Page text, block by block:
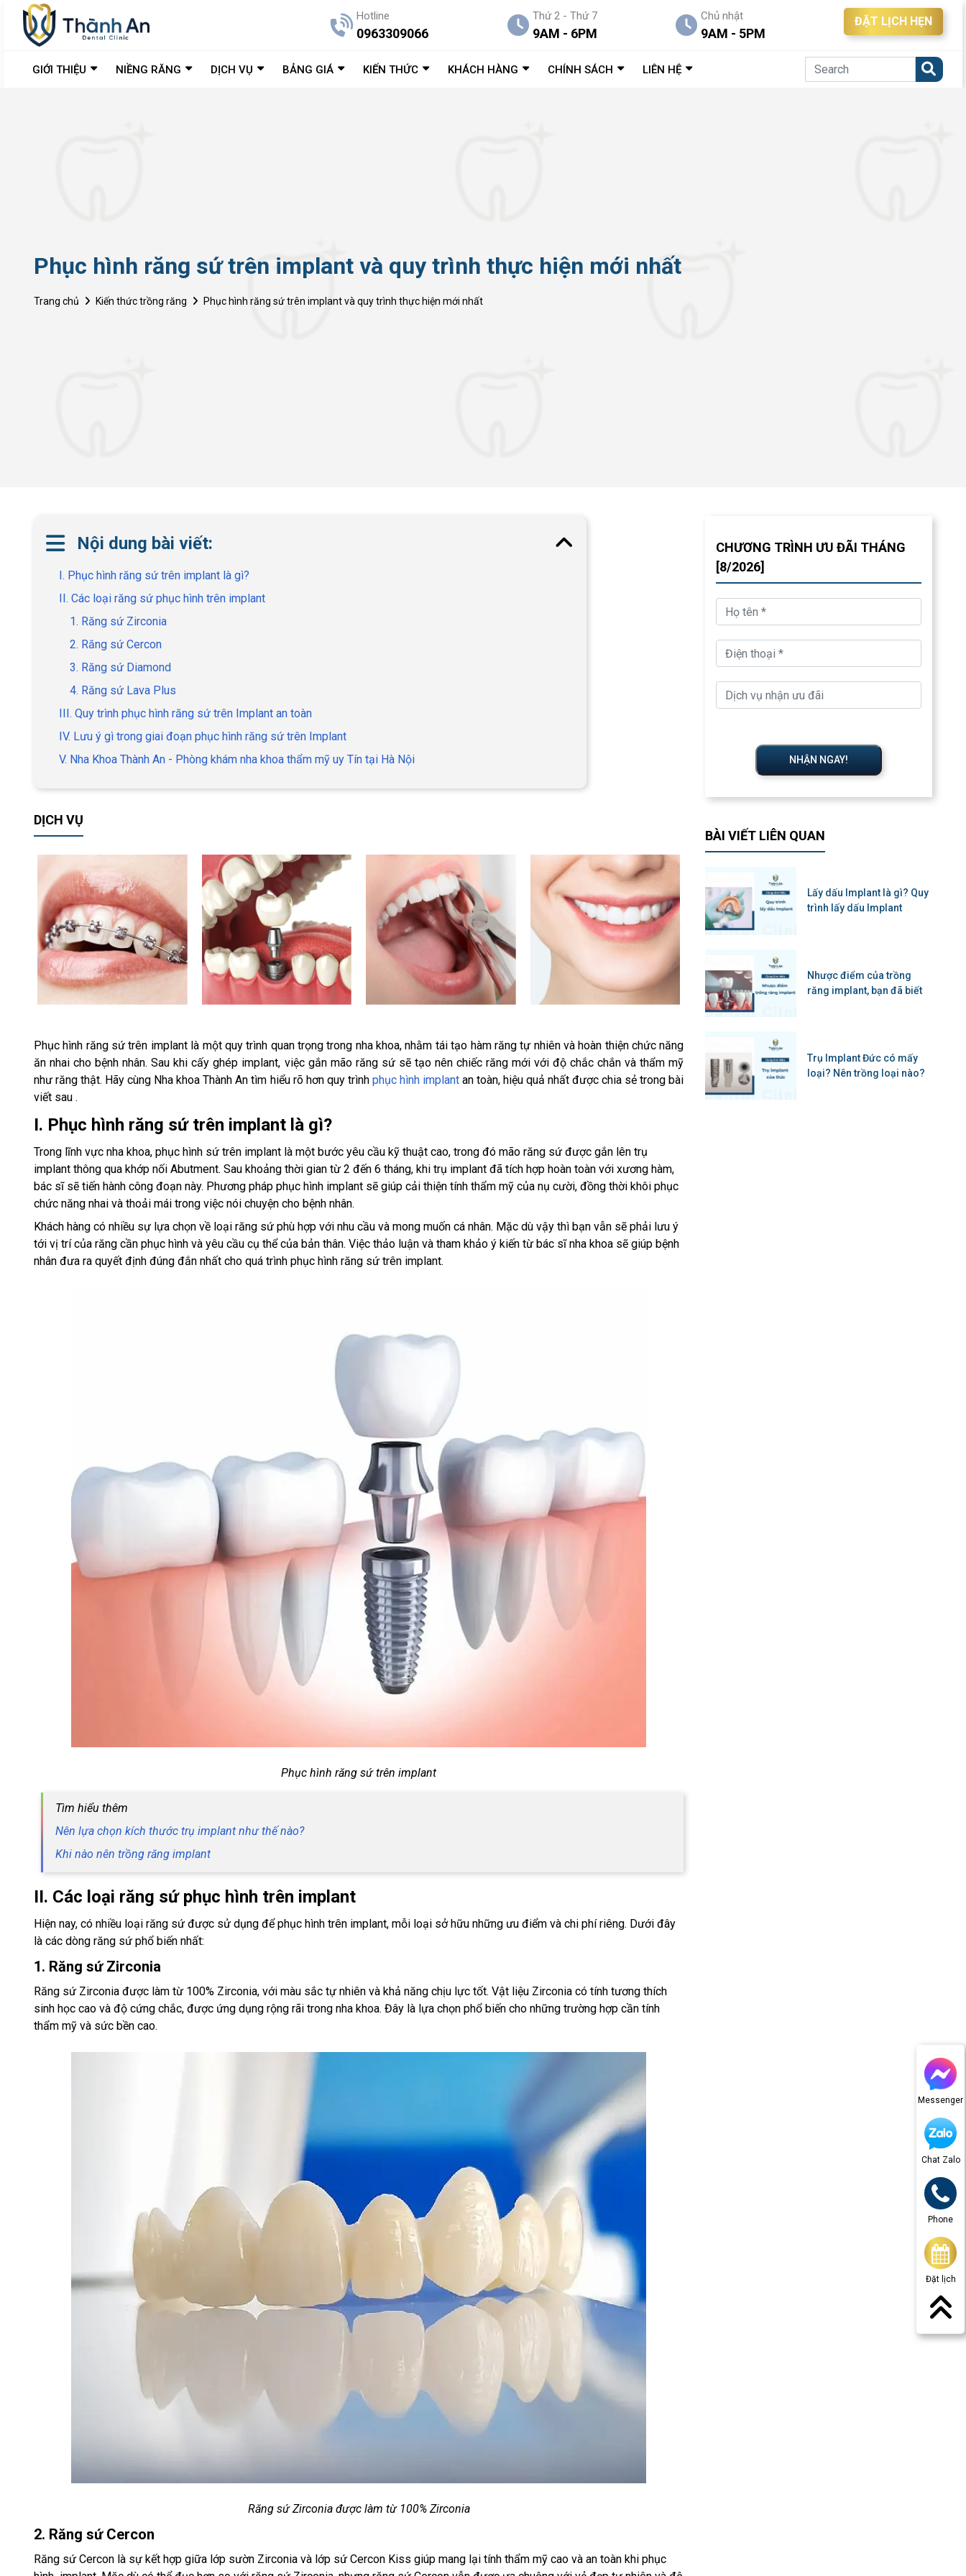
Hotline
0963309066
Thứ 2 - Thứ 7
9AM - 6PM
Chủ nhật
9AM - 5PM
ĐẶT LỊCH HẸN
GIỚI THIỆU NIỀNG RĂNG DỊCH VỤ BẢNG GIÁ KIẾN THỨC KHÁCH HÀNG CHÍNH SÁCH LIÊN HỆ
Messenger
Chat Zalo
Phone
Đặt lịch
Phục hình răng sứ trên implant và quy trình thực hiện mới nhất
Trang chủ Kiến thức trồng răng Phục hình răng sứ trên implant và quy trình thực hiện mới nhất
Nội dung bài viết:
I. Phục hình răng sứ trên implant là gì?
II. Các loại răng sứ phục hình trên implant
1. Răng sứ Zirconia
2. Răng sứ Cercon
3. Răng sứ Diamond
4. Răng sứ Lava Plus
III. Quy trình phục hình răng sứ trên Implant an toàn
IV. Lưu ý gì trong giai đoạn phục hình răng sứ trên Implant
V. Nha Khoa Thành An - Phòng khám nha khoa thẩm mỹ uy Tín tại Hà Nội
DỊCH VỤ
Phục hình răng sứ trên implant là một quy trình quan trọng trong nha khoa, nhằm tái tạo hàm răng tự nhiên và hoàn thiện chức năng
ăn nhai cho bệnh nhân. Sau khi cấy ghép implant, việc gắn mão răng sứ sẽ tạo nên chiếc răng mới với độ chắc chắn và thẩm mỹ
như răng thật. Hãy cùng Nha khoa Thành An tìm hiểu rõ hơn quy trình phục hình implantan toàn, hiệu quả nhất được chia sẻ trong bài
viết sau .
I. Phục hình răng sứ trên implant là gì?
Trong lĩnh vực nha khoa, phục hình sứ trên implant là một bước yêu cầu kỹ thuật cao, trong đó mão răng sứ được gắn lên trụ
implant thông qua khớp nối Abutment. Sau khoảng thời gian từ 2 đến 6 tháng, khi trụ implant đã tích hợp hoàn toàn với xương hàm,
bác sĩ sẽ tiến hành công đoạn này. Phương pháp phục hình implant sẽ giúp cải thiện tính thẩm mỹ của nụ cười, đồng thời khôi phục
chức năng nhai và thoải mái trong việc nói chuyện cho bệnh nhân.
Khách hàng có nhiều sự lựa chọn về loại răng sứ phù hợp với nhu cầu và mong muốn cá nhân. Mặc dù vậy thì bạn vẫn sẽ phải lưu ý
tới vị trí của răng cần phục hình và yêu cầu cụ thể của bản thân. Việc thảo luận và tham khảo ý kiến ​​từ bác sĩ nha khoa sẽ giúp bệnh
nhân đưa ra quyết định đúng đắn nhất cho quá trình phục hình răng sứ trên implant.
Phục hình răng sứ trên implant
Tìm hiểu thêm
Nên lựa chọn kích thước trụ implant như thế nào?
Khi nào nên trồng răng implant
II. Các loại răng sứ phục hình trên implant
Hiện nay, có nhiều loại răng sứ được sử dụng để phục hình trên implant, mỗi loại sở hữu những ưu điểm và chi phí riêng. Dưới đây
là các dòng răng sứ phổ biến nhất:
1. Răng sứ Zirconia
Răng sứ Zirconia được làm từ 100% Zirconia, với màu sắc tự nhiên và khả năng chịu lực tốt. Vật liệu Zirconia có tính tương thích
sinh học cao và độ cứng chắc, được ứng dụng rộng rãi trong nha khoa. Đây là lựa chọn phổ biến cho những trường hợp cần tính
thẩm mỹ và sức bền cao.
Răng sứ Zirconia được làm từ 100% Zirconia
2. Răng sứ Cercon
Răng sứ Cercon là sự kết hợp giữa lớp sườn Zirconia và lớp sứ Cercon Kiss giúp mang lại tính thẩm mỹ cao và an toàn khi phục
CHƯƠNG TRÌNH ƯU ĐÃI THÁNG
[8/2026]
NHẬN NGAY!
BÀI VIẾT LIÊN QUAN
Lấy dấu Implant là gì? Quy
trình lấy dấu Implant
Nhược điểm của trồng
răng implant, bạn đã biết
Trụ Implant Đức có mấy
loại? Nên trồng loại nào?